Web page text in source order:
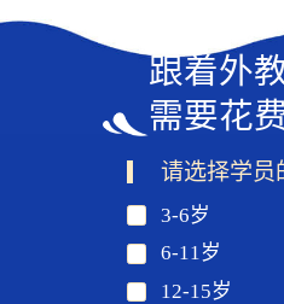
跟着外
需要花
请选择学员
3-6岁
6-11岁
12-15岁